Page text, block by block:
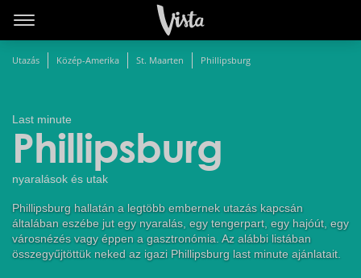
Utazás Közép-Amerika St. Maarten Phillipsburg
Last minute
Phillipsburg
nyaralások és utak
Phillipsburg hallatán a legtöbb embernek utazás kapcsán
általában eszébe jut egy nyaralás, egy tengerpart, egy hajóút, egy
városnézés vagy éppen a gasztronómia. Az alábbi listában
összegyűjtöttük neked az igazi Phillipsburg last minute ajánlatait.